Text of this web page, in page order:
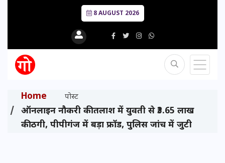
8 AUGUST 2026
Home पोस्ट
ऑनलाइन नौकरी की तलाश में युवती से ₹3.65 लाख
की ठगी, पीपीगंज में बड़ा फ्रॉड, पुलिस जांच में जुटी